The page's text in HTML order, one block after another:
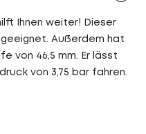
Ihnen weiter! Dieser
Außerdem hat
von 46,5 mm. Er lässt
von 3,75 bar fahren.